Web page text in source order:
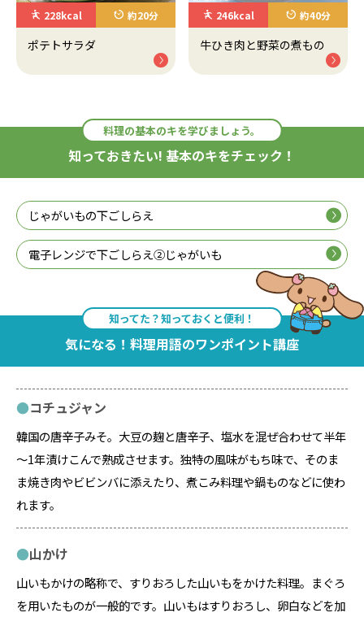
228kcal 約20分
ポテトサラダ
246kcal 約40分
牛ひき肉と野菜の煮もの
料理の基本のキを学びましょう。
知っておきたい! 基本のキをチェック！
じゃがいもの下ごしらえ
電子レンジで下ごしらえ②じゃがいも
知ってた？知っておくと便利！
気になる！料理用語のワンポイント講座
コチュジャン
韓国の唐辛子みそ。大豆の麹と唐辛子、塩水を混ぜ合わせて半年
～1年漬けこんで熟成させます。独特の風味がもち味で、そのま
ま焼き肉やビビンバに添えたり、煮こみ料理や鍋ものなどに使わ
れます。
山かけ
山いもかけの略称で、すりおろした山いもをかけた料理。まぐろ
を用いたものが一般的です。山いもはすりおろし、卵白などを加